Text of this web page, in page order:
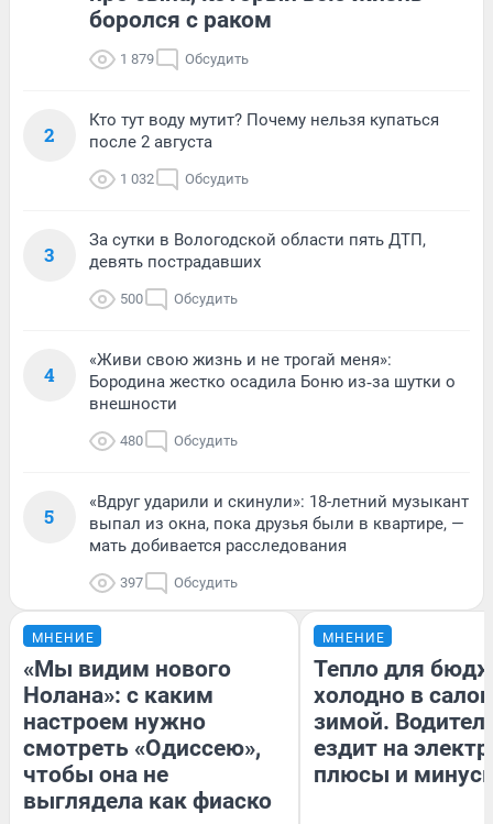
боролся с раком
1 879 Обсудить
2
Кто тут воду мутит? Почему нельзя купаться
после 2 августа
1 032 Обсудить
3
За сутки в Вологодской области пять ДТП,
девять пострадавших
500 Обсудить
4
«Живи свою жизнь и не трогай меня»:
Бородина жестко осадила Боню из‑за шутки о
внешности
480 Обсудить
5
«Вдруг ударили и скинули»: 18-летний музыкант
выпал из окна, пока друзья были в квартире, —
мать добивается расследования
397 Обсудить
МНЕНИЕ
«Мы видим нового
Нолана»: с каким
настроем нужно
смотреть «Одиссею»,
чтобы она не
выглядела как фиаско
МНЕНИЕ
Тепло для
холодно в
зимой.
ездит на
плюсы и